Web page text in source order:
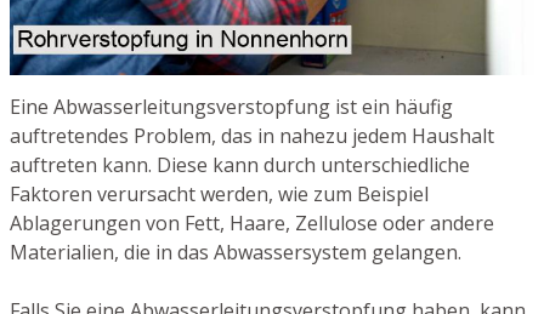
Eine Abwasserleitungsverstopfung ist ein häufig
auftretendes Problem, das in nahezu jedem Haushalt
auftreten kann. Diese kann durch unterschiedliche
Faktoren verursacht werden, wie zum Beispiel
Ablagerungen von Fett, Haare, Zellulose oder andere
Materialien, die in das Abwassersystem gelangen.